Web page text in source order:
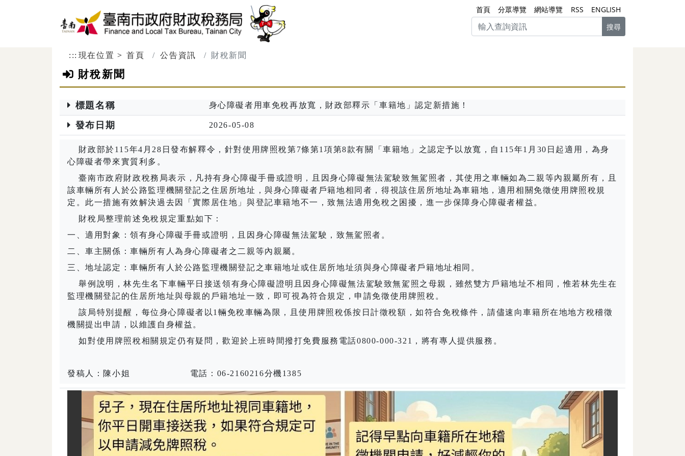
首頁 分眾導覽 網站導覽 RSS
ENGLISH
搜尋
::: 現在位置 首頁 公告資訊 財稅新聞
財稅新聞
標題名稱 身心障礙者用車免稅再放寬，財政部釋示「車籍地」認定新措施！
發布日期 2026-05-08
財政部於115年4月28日發布解釋令，針對使用牌照稅第7條第1項第8款有關「車籍地」之認定予以放寬，自115年1月30日起適用，為身
心障礙者帶來實質利多。
臺南市政府財政稅務局表示，凡持有身心障礙手冊或證明，且因身心障礙無法駕駛致無駕照者，其使用之車輛如為二親等內親屬所有，且
該車輛所有人於公路監理機關登記之住居所地址，與身心障礙者戶籍地相同者，得視該住居所地址為車籍地，適用相關免徵使用牌照稅規
定。此一措施有效解決過去因「實際居住地」與登記車籍地不一，致無法適用免稅之困擾，進一步保障身心障礙者權益。
財稅局整理前述免稅規定重點如下：
一、適用對象：領有身心障礙手冊或證明，且因身心障礙無法駕駛，致無駕照者。
二、車主關係：車輛所有人為身心障礙者之二親等內親屬。
三、地址認定：車輛所有人於公路監理機關登記之車籍地址或住居所地址須與身心障礙者戶籍地址相同。
舉例說明，林先生名下車輛平日接送領有身心障礙證明且因身心障礙無法駕駛致無駕照之母親，雖然雙方戶籍地址不相同，惟若林先生在
監理機關登記的住居所地址與母親的戶籍地址一致，即可視為符合規定，申請免徵使用牌照稅。
該局特別提醒，每位身心障礙者以1輛免稅車輛為限，且使用牌照稅係按日計徵稅額，如符合免稅條件，請儘速向車籍所在地地方稅稽徵
機關提出申請，以維護自身權益。
如對使用牌照稅相關規定仍有疑問，歡迎於上班時間撥打免費服務電話0800-000-321 ，將有專人提供服務。
發稿人：陳小姐 電話： 06-2160216分機1385